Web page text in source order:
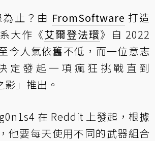
止？由 FromSoftware 打造
大作《艾爾登法環》自 2022
今人氣依舊不低，而一位意志
定發起一項瘋狂挑戰直到
影」推出。
在 Reddit 上發起，根據
他要每天使用不同的武器組合